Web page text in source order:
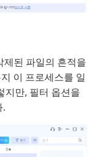
된 파일의 흔적을
이 프로세스를 일
지만, 필터 옵션을
.